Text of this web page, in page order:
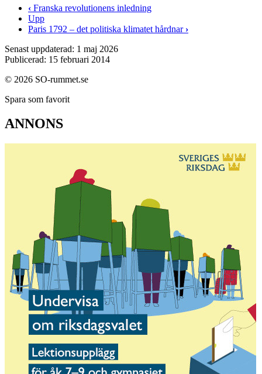
‹ Franska revolutionens inledning
Upp
Paris 1792 – det politiska klimatet hårdnar ›
Senast uppdaterad: 1 maj 2026
Publicerad: 15 februari 2014
© 2026 SO-rummet.se
Spara som favorit
ANNONS